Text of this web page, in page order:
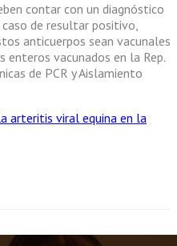
contar con un diagnóstico
caso de resultar positivo,
anticuerpos sean vacunales
enteros vacunados en la Rep.
de PCR y Aislamiento
arteritis viral equina en la